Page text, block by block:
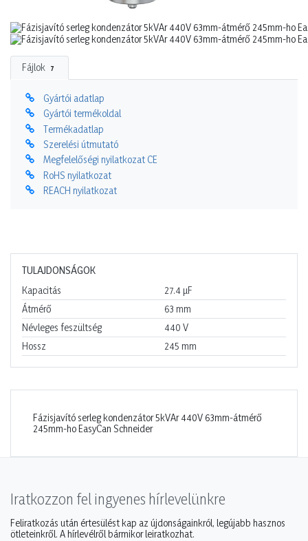
Fájlok 7
Gyártói adatlap
Gyártói termékoldal
Termékadatlap
Szerelési útmutató
Megfelelőségi nyilatkozat CE
RoHS nyilatkozat
REACH nyilatkozat
TULAJDONSÁGOK
Kapacitás
27.4 µF
Átmérő
63 mm
Névleges feszültség
440 V
Hossz
245 mm
Fázisjavító serleg kondenzátor 5kVAr 440V 63mm-átmérő
245mm-ho EasyCan Schneider
Iratkozzon fel ingyenes hírlevelünkre
Feliratkozás után értesülést kap az újdonságainkról, legújabb hasznos
ötleteinkről. A hírlevélről bármikor leiratkozhat.